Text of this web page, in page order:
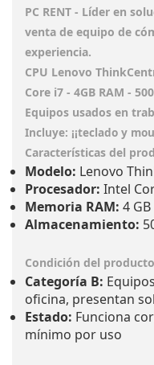
venta de equipo de
experiencia.
CPU Lenovo
Core i7 - 4GB RAM -
Equipos usados en
Incluye: ¡¡teclado y
Características del
Modelo:Lenovo
Procesador:Intel
Memoria RAM:4 GB
Almacenamiento:
Categoría B:
oficina, presentan
Estado: Funciona
mínimo por uso